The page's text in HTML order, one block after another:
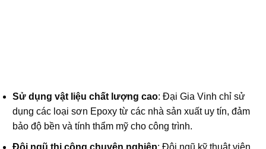
Sử dụng vật liệu chất lượng cao: Đại Gia Vinh chỉ sử
dụng các loại sơn Epoxy từ các nhà sản xuất uy tín, đảm
bảo độ bền và tính thẩm mỹ cho công trình.
Đội ngũ thi công chuyên nghiệp: Đội ngũ kỹ thuật viên